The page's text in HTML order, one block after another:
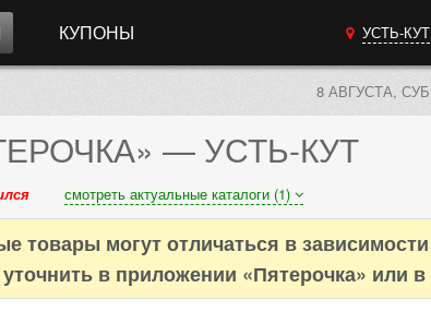
КУПОНЫ УСТЬ-КУТ
8 АВГУСТА,
— УСТЬ-КУТ
смотреть актуальные каталоги (1)
товары могут отличаться в зависимости
в приложении «Пятерочка» или в